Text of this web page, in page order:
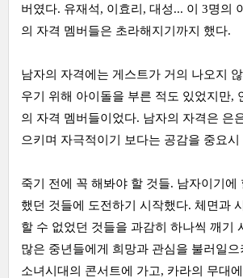
버였다. 유재석, 이효리, 대성... 이 3명의
의 자격 멤버들은 초라해지기까지 했다.
남자의 자격에는 게스트가 거의 나오지
우기 위해 아이돌을 부른 적도 있었지만,
의 자격 멤버들이었다. 남자의 자격은 은
으키며 자극적이기 보다는 공감을 중요시
죽기 전에 꼭 해봐야 할 것들. 남자이기에
했던 것들에 도전하기 시작했다. 체면과
할 수 없었던 것들을 과감히 하나씩 깨기
많은 중년들에게 희망과 관심을 불러일
소녀시대의 콘서트에 가고, 카라의 무대